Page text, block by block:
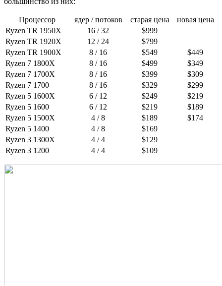
Процессор ядер / потоков старая цена
новая цена
Ryzen TR 1950X
16 / 32
$999
Ryzen TR 1920X
12 / 24
$799
Ryzen TR 1900X
8 / 16 $549
$449
Ryzen 7 1800X
8 / 16 $499
$349
Ryzen 7 1700X
8 / 16 $399
$309
Ryzen 7 1700
8 / 16 $329
$299
Ryzen 5 1600X
6 / 12 $249
$219
Ryzen 5 1600
6 / 12 $219
$189
Ryzen 5 1500X
4 / 8 $189
$174
Ryzen 5 1400
4 / 8
$169
Ryzen 3 1300X
4 / 4
$129
Ryzen 3 1200
4 / 4 $109